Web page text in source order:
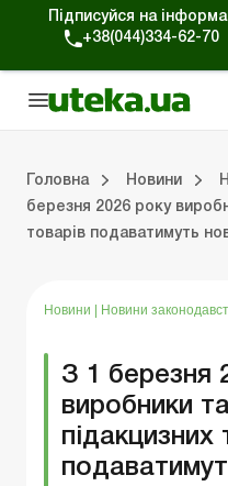
Підписуйся на
+38(044)334-62-70
Головна Новини
березня 2026 року
товарів подаватимуть
Новини Новини
З 1 березня
виробники
підакцизних